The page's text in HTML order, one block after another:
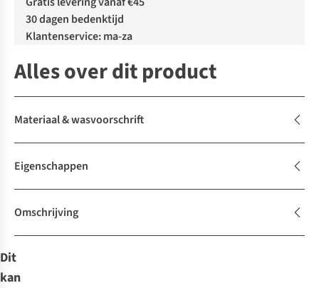
30 dagen bedenktijd
Klantenservice: ma-za
Alles over dit product
Materiaal & wasvoorschrift
Eigenschappen
Omschrijving
Dit
kan